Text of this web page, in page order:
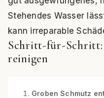
Stehendes Wasser
kann irreparable
Schritt-für-
reinigen
Groben Schmutz